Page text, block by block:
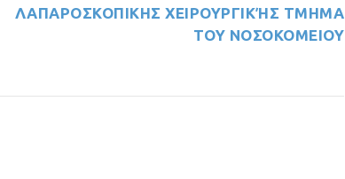
ΛΑΠΑΡΟΣΚΟΠΙΚΗΣ ΧΕΙΡΟΥΡΓΙΚΉΣ ΤΜΗΜΑ
ΤΟΥ ΝΟΣΟΚΟΜΕΙΟΥ